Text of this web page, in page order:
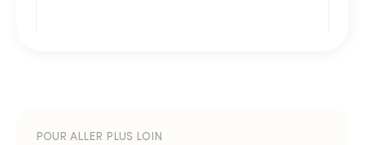
POUR ALLER PLUS LOIN